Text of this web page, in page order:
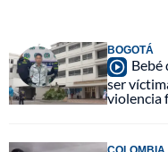
BOGOTÁ
Bebé
ser
violencia